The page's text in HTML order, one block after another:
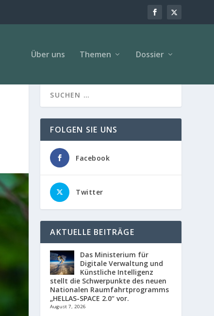
Über uns Themen Dossier
FOLGEN SIE UNS
Facebook
Twitter
AKTUELLE BEITRÄGE
Das Ministerium für
Digitale Verwaltung und
Künstliche Intelligenz
stellt die Schwerpunkte des neuen
Nationalen Raumfahrtprogramms
„HELLAS-SPACE 2.0“ vor.
August 7, 2026